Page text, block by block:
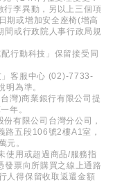
行李異動，另以上三個項
期或增加安全座椅(增高
間或行政院人事行政局規
行動科技」保留接受同
」客服中心 (02)-7733-
為準。
灣)商業銀行有限公司提
年。
有限公司台灣分公司，
路五段106號2樓A1室，
元。
使用或超過商品/服務指
發票向所購買之線上通路
人得保留收取返還金額